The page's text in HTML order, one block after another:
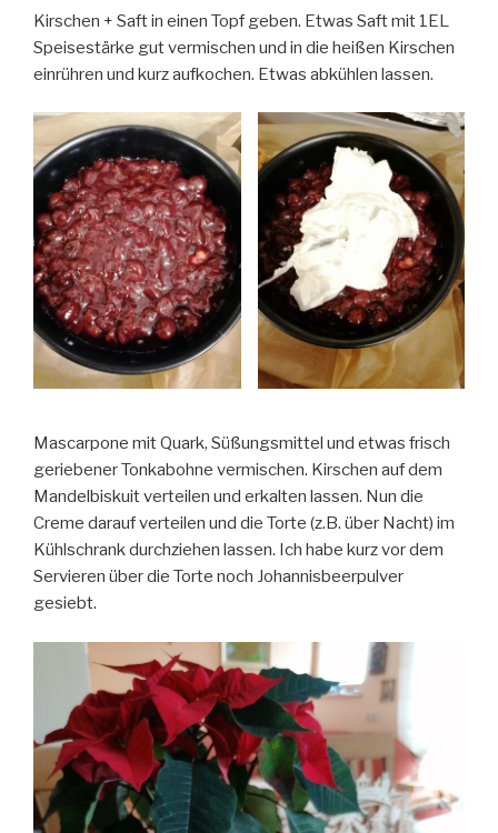
Kirschen + Saft in einen Topf geben. Etwas Saft mit 1EL
Speisestärke gut vermischen und in die heißen Kirschen
einrühren und kurz aufkochen. Etwas abkühlen lassen.
Mascarpone mit Quark, Süßungsmittel und etwas frisch
geriebener Tonkabohne vermischen. Kirschen auf dem
Mandelbiskuit verteilen und erkalten lassen. Nun die
Creme darauf verteilen und die Torte (z.B. über Nacht) im
Kühlschrank durchziehen lassen. Ich habe kurz vor dem
Servieren über die Torte noch Johannisbeerpulver
gesiebt.